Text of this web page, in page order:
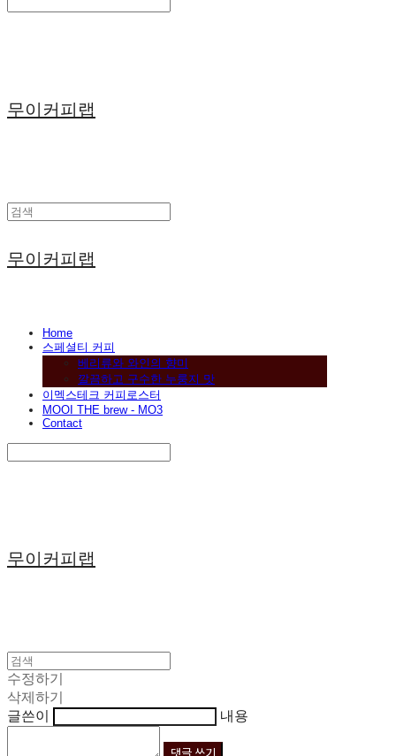
무이커피랩
무이커피랩
Home
스페셜티 커피
베리류와 와인의 향미
깔끔하고 구수한 누룽지 맛
이멕스테크 커피로스터
MOOI THE brew - MO3
Contact
무이커피랩
수정하기
삭제하기
글쓴이
내용